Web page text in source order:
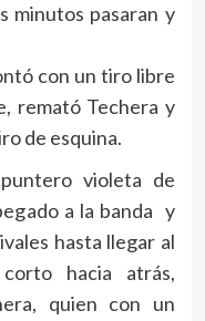
minutos pasaran y
con un tiro libre
remató Techera y
de esquina.
violeta de
a la banda y
hasta llegar al
hacia atrás,
quien con un